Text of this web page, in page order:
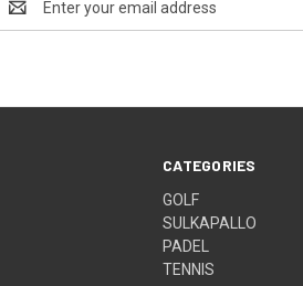
Address
CATEGORIES
GOLF
SULKAPALLO
PADEL
TENNIS